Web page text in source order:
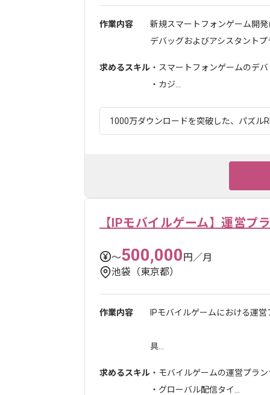
作業内容
新規スマートフォンゲーム開
デバッグおよびアシスタントプ
求めるスキル ・スマートフォンゲームのデ
・カジ...
1000万ダウンロードを突破した、パズル
【IPモバイルゲーム】運営プ
〜500,000円／月
池袋（東京都）
作業内容 IPモバイルゲームにおける運
具...
求めるスキル ・モバイルゲームの運営プラ
・グローバル配信タイ...